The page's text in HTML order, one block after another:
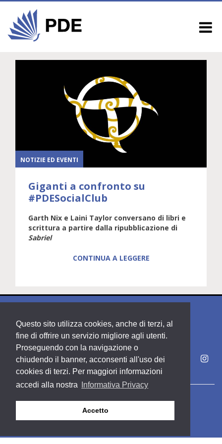
Questo sito utilizza cookies, anche di terzi, al
fine di offrire un servizio migliore agli utenti.
Proseguendo con la navigazione o
chiudendo il banner, acconsenti all'uso dei
cookies di terzi. Per maggiori informazioni
accedi alla nostra
Informativa Privacy
Accetto
NOTIZIE ED EVENTI
Giganti a confronto su
#PDESocialClub
Garth Nix e Laini Taylor conversano di libri e
scrittura a partire dalla ripubblicazione di
Sabriel
CONTINUA A LEGGERE
Copyright PDE srl società del Gruppo Feltrinelli S. p. A.
Area riservata Privacy & Policy